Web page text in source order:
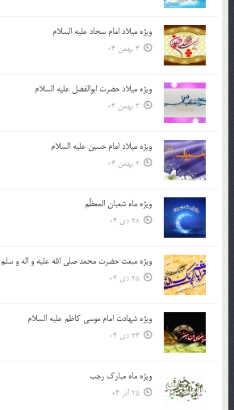
ویژه میلاد امام سجاد علیه السلام
4 بهمن 04
ویژه میلاد حضرت ابوالفضل علیه السلام
3 بهمن 04
ویژه میلاد امام حسین علیه السلام
2 بهمن 04
ویژه ماه شعبان المعظّم
28 دی 04
ویژه مبعث حضرت محمد صلی الله علیه و اله و سلم
25 دی 04
ویژه شهادت امام موسی کاظم علیه السلام
24 دی 04
ویژه ماه مبارک رجب
25 آذر 04